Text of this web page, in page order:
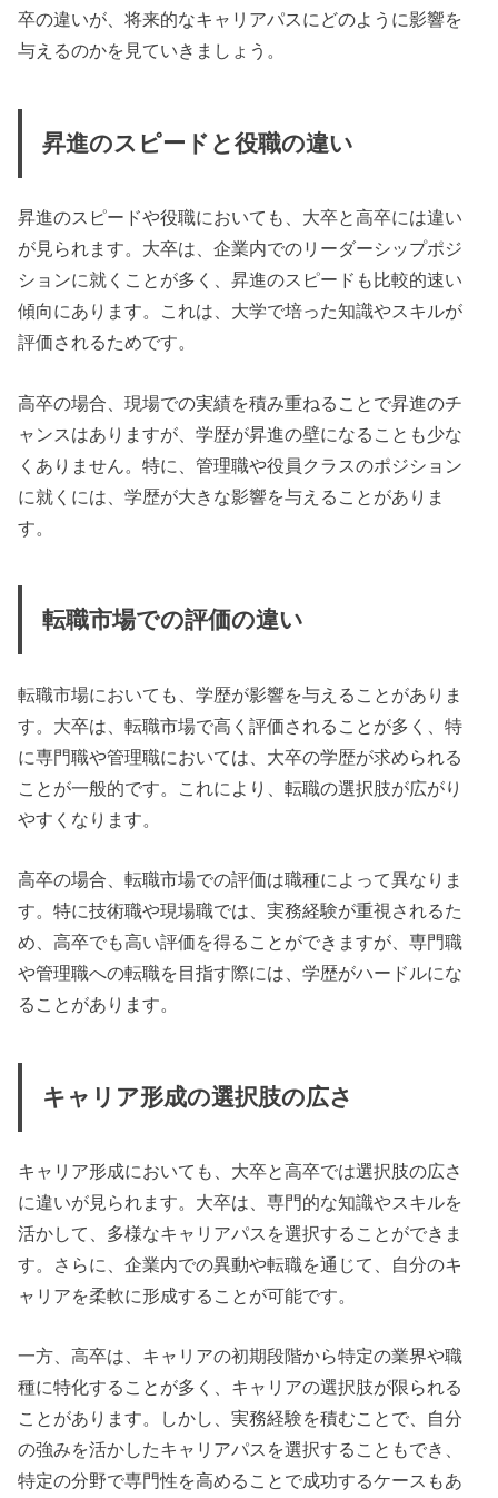
卒の違いが、将来的なキャリアパスにどのように影響を
与えるのかを見ていきましょう。
昇進のスピードと役職の違い
昇進のスピードや役職においても、大卒と高卒には違い
が見られます。大卒は、企業内でのリーダーシップポジ
ションに就くことが多く、昇進のスピードも比較的速い
傾向にあります。これは、大学で培った知識やスキルが
評価されるためです。
高卒の場合、現場での実績を積み重ねることで昇進のチ
ャンスはありますが、学歴が昇進の壁になることも少な
くありません。特に、管理職や役員クラスのポジション
に就くには、学歴が大きな影響を与えることがありま
す。
転職市場での評価の違い
転職市場においても、学歴が影響を与えることがありま
す。大卒は、転職市場で高く評価されることが多く、特
に専門職や管理職においては、大卒の学歴が求められる
ことが一般的です。これにより、転職の選択肢が広がり
やすくなります。
高卒の場合、転職市場での評価は職種によって異なりま
す。特に技術職や現場職では、実務経験が重視されるた
め、高卒でも高い評価を得ることができますが、専門職
や管理職への転職を目指す際には、学歴がハードルにな
ることがあります。
キャリア形成の選択肢の広さ
キャリア形成においても、大卒と高卒では選択肢の広さ
に違いが見られます。大卒は、専門的な知識やスキルを
活かして、多様なキャリアパスを選択することができま
す。さらに、企業内での異動や転職を通じて、自分のキ
ャリアを柔軟に形成することが可能です。
一方、高卒は、キャリアの初期段階から特定の業界や職
種に特化することが多く、キャリアの選択肢が限られる
ことがあります。しかし、実務経験を積むことで、自分
の強みを活かしたキャリアパスを選択することもでき、
特定の分野で専門性を高めることで成功するケースもあ